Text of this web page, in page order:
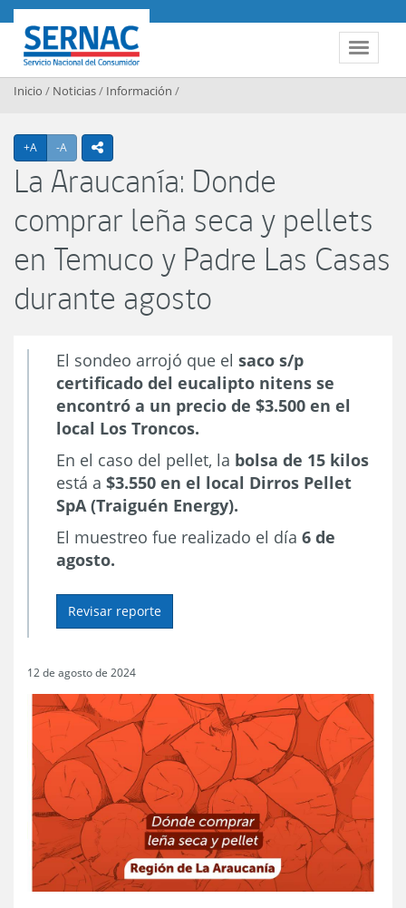
Contenido principal
Toggle
SERNAC
Inicio / Noticias/ Información /
+A Agrandar texto
-A Achicar textoicono compartir
La Araucanía: Donde
comprar leña seca y pellets
en Temuco y Padre Las Casas
durante agosto
El sondeo arrojó que el saco s/p
certificado del eucalipto nitens se
encontró a un precio de $3.500 en el
local Los Troncos.
En el caso del pellet, la bolsa de 15 kilos
está a $3.550 en el local Dirros Pellet
SpA (Traiguén Energy).
El muestreo fue realizado el día 6 de
agosto.
Revisar reporte
12 de agosto de 2024